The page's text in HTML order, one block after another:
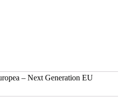
– Next Generation EU